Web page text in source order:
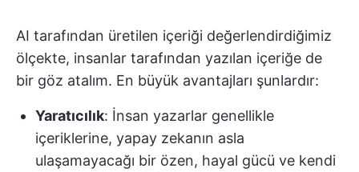
AI tarafından üretilen içeriği değerlendirdiğimiz
ölçekte, insanlar tarafından yazılan içeriğe de
bir göz atalım. En büyük avantajları şunlardır:
Yaratıcılık: İnsan yazarlar genellikle
içeriklerine, yapay zekanın asla
ulaşamayacağı bir özen, hayal gücü ve kendi